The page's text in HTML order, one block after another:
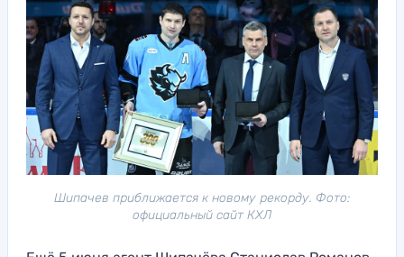
Шипачев приближается к новому рекорду. Фото:
официальный сайт КХЛ